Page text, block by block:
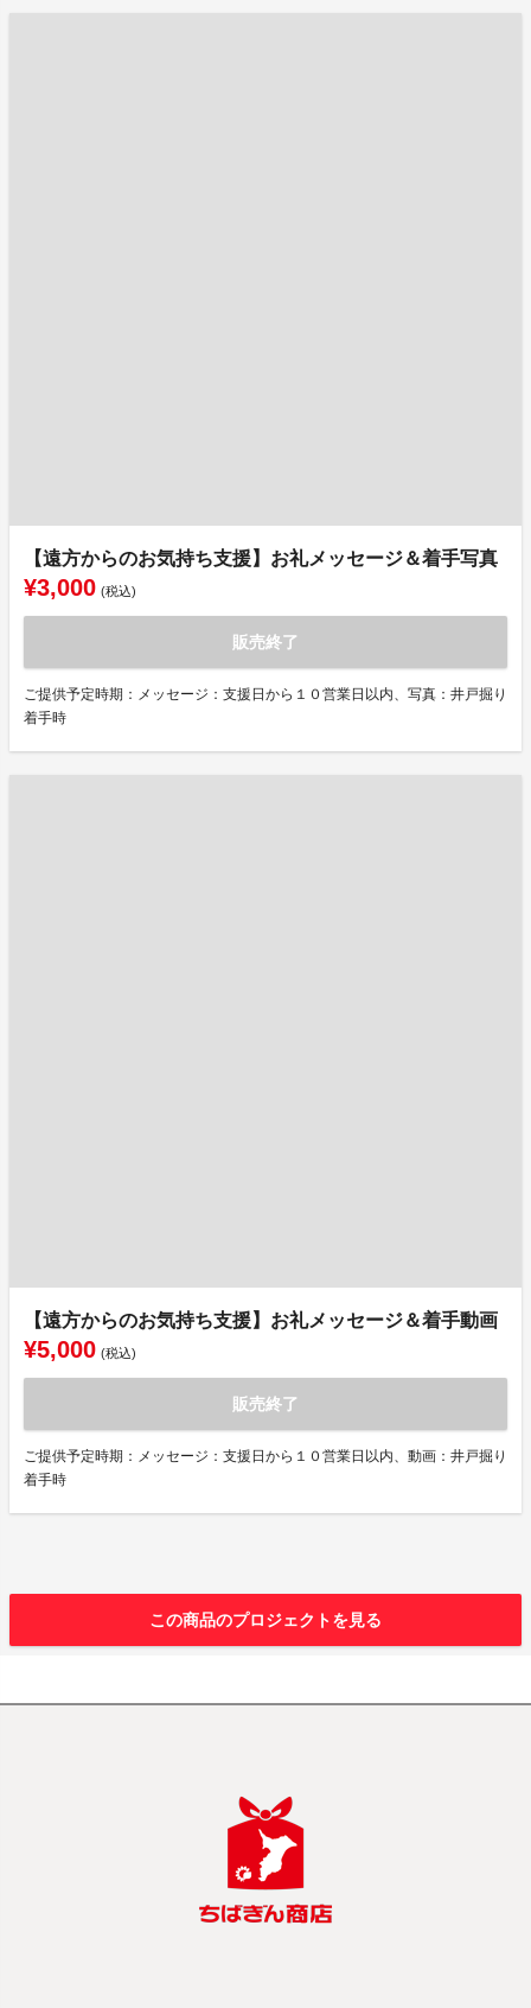
【遠方からのお気持ち支援】お礼メッセージ＆着手写真
¥3,000 (税込)
販売終了
ご提供予定時期：メッセージ：支援日から１０営業日以内、写真：井戸掘り
着手時
【遠方からのお気持ち支援】お礼メッセージ＆着手動画
¥5,000 (税込)
販売終了
ご提供予定時期：メッセージ：支援日から１０営業日以内、動画：井戸掘り
着手時
この商品のプロジェクトを見る